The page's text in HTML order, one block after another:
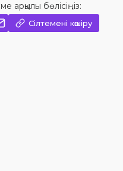
арқылы бөлісіңіз:
Сілтемені көшіру